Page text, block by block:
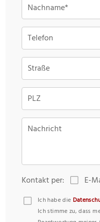
Nachname*
Telefon
Straße
PLZ
Nachricht
Kontakt per: E-
Ich habe die
Ich stimme zu, dass